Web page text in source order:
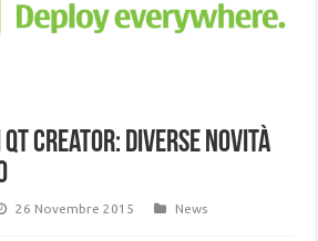
Qt Creator: diverse novità
26 Novembre 2015
News